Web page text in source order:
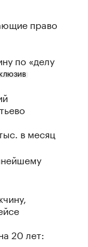
право
по «делу
в месяц
20 лет: